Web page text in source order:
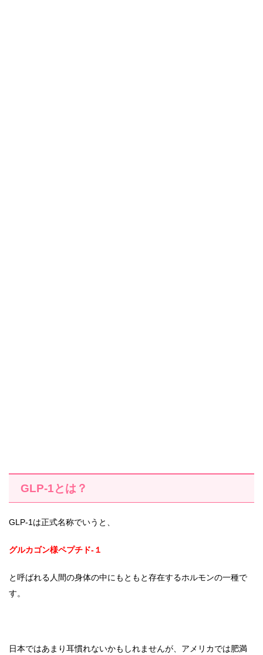
GLP-1とは？
GLP-1は正式名称でいうと、
グルカゴン様ペプチド-１
と呼ばれる人間の身体の中にもともと存在するホルモンの一種で
す。
日本ではあまり耳慣れないかもしれませんが、アメリカでは肥満